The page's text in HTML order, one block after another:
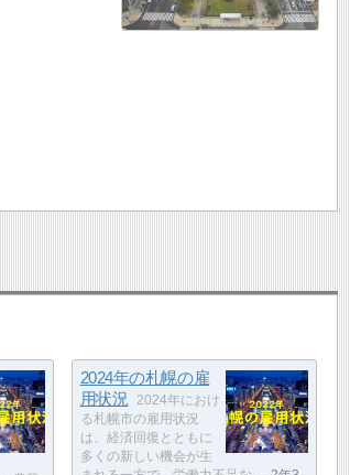
2024年の札幌の雇
用状況
2024年におけ
る札幌市の雇用状況
は、経済回復とともに
多くの新しい機会が生